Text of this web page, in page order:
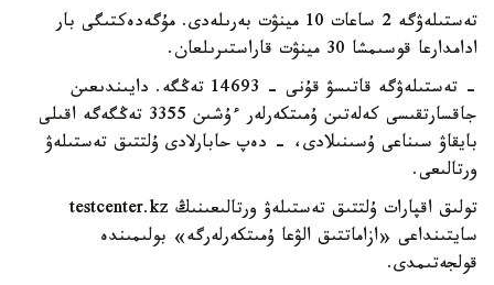
تەستىلەۋگە 2 ساعات 10 مينۋت بەرىلەدى. مۇگەدەكتىگى بار
ادامدارعا قوسىمشا 30 مينۋت قاراستىرىلعان.
- تەستىلەۋگە قاتىسۋ قۇنى - 14693 تەڭگە. دايىندىعىن
جاقسارتقىسى كەلەتىن ۇمىتكەرلەر ءۇشىن 3355 تەڭگەگە اقىلى
بايقاۋ سىناعى ۇسىنىلادى، - دەپ حابارلادى ۇلتتىق تەستىلەۋ
ورتالىعى.
تولىق اقپارات ۇلتتىق تەستىلەۋ ورتالىعىنىڭ testcenter.kz
سايتىنداعى «ازاماتتىق الۋعا ۇمىتكەرلەرگە» بولىمىندە
قولجەتىمدى.